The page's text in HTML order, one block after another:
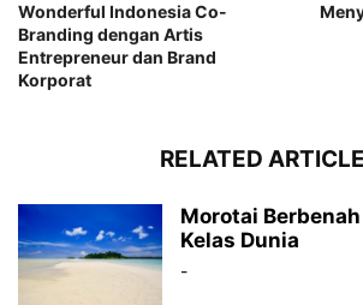
Wonderful Indonesia Co-
Branding dengan Artis
Entrepreneur dan Brand
Korporat
RELATED
Morotai
Kelas Dunia
-